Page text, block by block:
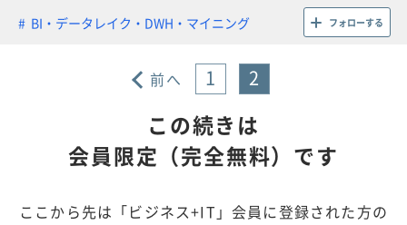
BI・データレイク・DWH・マイニング フォローする
前へ 1 2
この続きは
会員限定（完全無料）です
ここから先は「ビジネス+IT」会員に登録された方の